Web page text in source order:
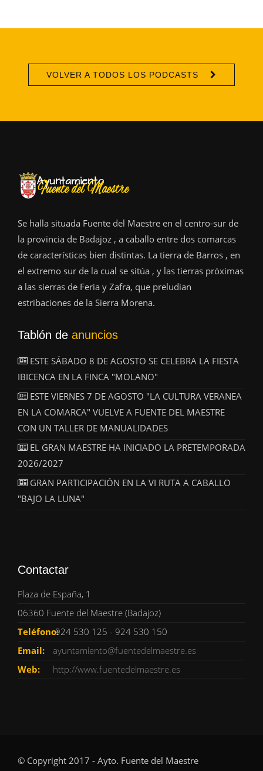
VOLVER A TODOS LOS PODCASTS
Se halla situada Fuente del Maestre en el centro-sur de
la provincia de Badajoz , a caballo entre dos comarcas
de características bien distintas. La tierra de Barros , en
el extremo sur de la cual se sitúa , y las tierras próximas
a las sierras de Feria y Zafra, que preludian
estribaciones de la Sierra Morena.
Tablón de anuncios
ESTE SÁBADO 8 DE AGOSTO SE CELEBRA LA FIESTA
IBICENCA EN LA FINCA "MOLANO"
ESTE VIERNES 7 DE AGOSTO "LA CULTURA VERANEA
EN LA COMARCA" VUELVE A FUENTE DEL MAESTRE
CON UN TALLER DE MANUALIDADES
EL GRAN MAESTRE HA INICIADO LA PRETEMPORADA
2026/2027
GRAN PARTICIPACIÓN EN LA VI RUTA A CABALLO
"BAJO LA LUNA"
Contactar
Plaza de España, 1
06360 Fuente del Maestre (Badajoz)
Teléfono:924 530 125 - 924 530 150
Email:
ayuntamiento@fuentedelmaestre.es
Web:
http://www.fuentedelmaestre.es
© Copyright 2017 - Ayto. Fuente del Maestre